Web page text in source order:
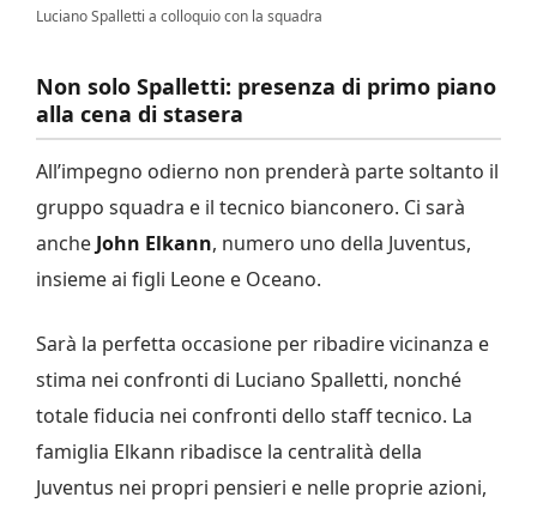
Luciano Spalletti a colloquio con la squadra
Non solo Spalletti: presenza di primo piano
alla cena di stasera
All’impegno odierno non prenderà parte soltanto il
gruppo squadra e il tecnico bianconero. Ci sarà
anche John Elkann, numero uno della Juventus,
insieme ai figli Leone e Oceano.
Sarà la perfetta occasione per ribadire vicinanza e
stima nei confronti di Luciano Spalletti, nonché
totale fiducia nei confronti dello staff tecnico. La
famiglia Elkann ribadisce la centralità della
Juventus nei propri pensieri e nelle proprie azioni,